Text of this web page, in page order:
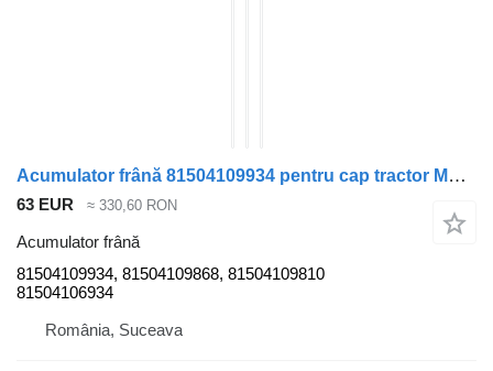
Acumulator frână 81504109934 pentru cap tractor MAN TGX
63 EUR ≈ 330,60 RON
Acumulator frână
81504109934, 81504109868, 81504109810
81504106934
România, Suceava